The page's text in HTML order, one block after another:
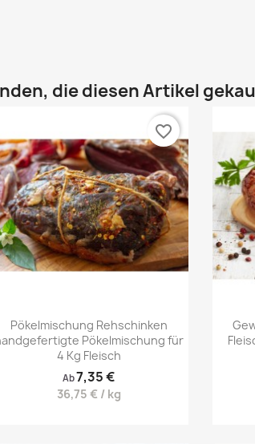
die diesen Artikel
Vorschau
Pökelmischung Rehschinken
Pökelmischung für
4 Kg Fleisch
Ab7,35 €
36,75 € / kg
favorite_border